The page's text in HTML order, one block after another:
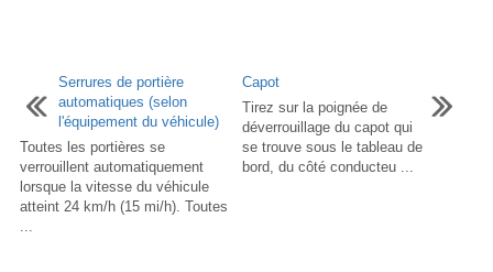
Serrures de portière
automatiques (selon
l'équipement du véhicule)
Toutes les portières se
verrouillent automatiquement
lorsque la vitesse du véhicule
atteint 24 km/h (15 mi/h). Toutes
Capot
Tirez sur la poignée de
déverrouillage du capot qui
se trouve sous le tableau de
bord, du côté conducteu ...